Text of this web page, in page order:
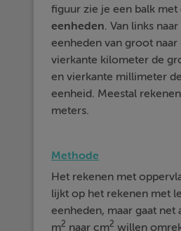
figuur zie je een balk met
eenheden. Van links
eenheden van groot naar
vierkante kilometer de
en vierkante millimeter
eenheid. Meestal
meters.
Methode
Het rekenen met
lijkt op het rekenen met
eenheden, maar gaat net
m2 naar cm2 willen